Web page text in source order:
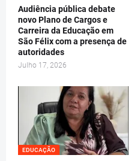
Audiência pública debate
novo Plano de Cargos e
Carreira da Educação em
São Félix com a presença de
autoridades
Julho 17, 2026
EDUCAÇÃO